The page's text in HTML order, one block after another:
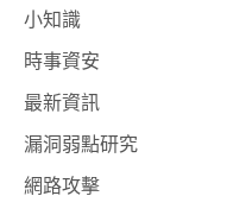
小知識
時事資安
最新資訊
漏洞弱點研究
網路攻擊